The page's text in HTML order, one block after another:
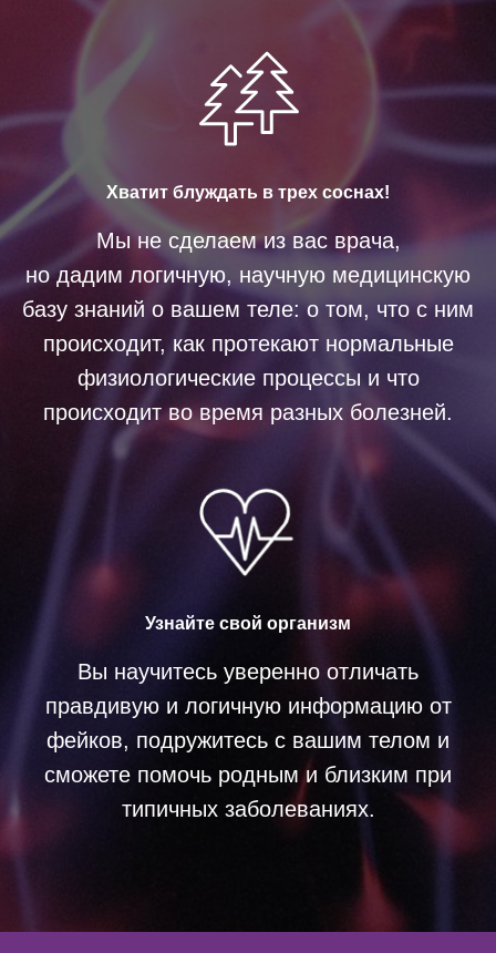
Хватит блуждать в трех соснах!
Мы не сделаем из вас врача,
но дадим логичную, научную медицинскую
базу знаний о вашем теле: о том, что с ним
происходит, как протекают нормальные
физиологические процессы и что
происходит во время разных болезней.
Узнайте свой организм
Вы научитесь уверенно отличать
правдивую и логичную информацию от
фейков, подружитесь с вашим телом и
сможете помочь родным и близким при
типичных заболеваниях.